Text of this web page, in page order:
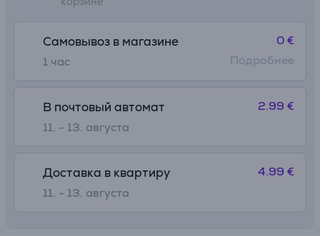
Самовывоз в магазине
1 час
0 €
Подробнее
В почтовый автомат
11. - 13. августа
2.99 €
Доставка в квартиру
11. - 13. августа
4.99 €